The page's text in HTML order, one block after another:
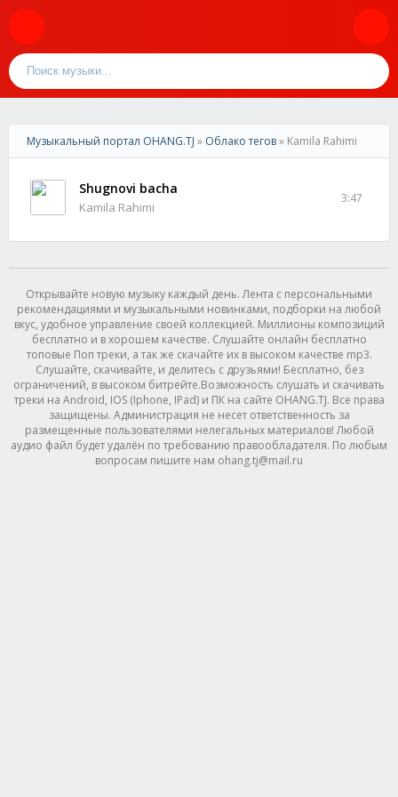
Музыкальный портал OHANG.TJ » Облако тегов» Kamila Rahimi
Shugnovi bacha
Kamila Rahimi
3:47
Открывайте новую музыку каждый день. Лента с персональными
рекомендациями и музыкальными новинками, подборки на любой
вкус, удобное управление своей коллекцией. Миллионы композиций
бесплатно и в хорошем качестве. Слушайте онлайн бесплатно
топовые Поп треки, а так же скачайте их в высоком качестве mp3.
Слушайте, скачивайте, и делитесь с друзьями! Бесплатно, без
ограничений, в высоком битрейте.Возможность слушать и скачивать
треки на Android, IOS (Iphone, IPad) и ПК на сайте OHANG.TJ. Все права
защищены. Администрация не несет ответственность за
размещенные пользователями нелегальных материалов! Любой
аудио файл будет удалён по требованию правообладателя. По любым
вопросам пишите нам ohang.tj@mail.ru